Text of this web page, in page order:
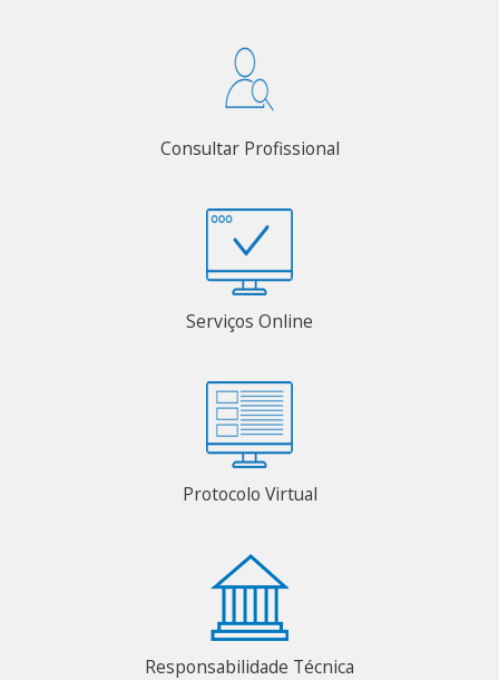
Consultar Profissional
Serviços Online
Protocolo Virtual
Responsabilidade Técnica